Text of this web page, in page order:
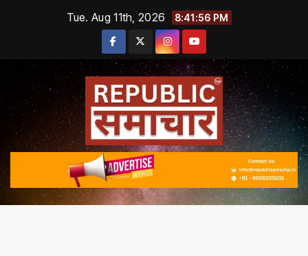
Tue. Aug 11th, 2026 8:41:57 PM